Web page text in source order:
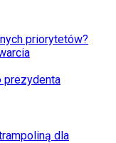
priorytetów?
prezydenta
dla